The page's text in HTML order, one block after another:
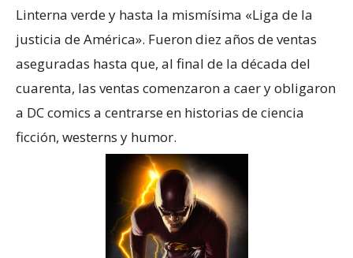
Linterna verde y hasta la mismísima «Liga de la
justicia de América». Fueron diez años de ventas
aseguradas hasta que, al final de la década del
cuarenta, las ventas comenzaron a caer y obligaron
a DC comics a centrarse en historias de ciencia
ficción, westerns y humor.